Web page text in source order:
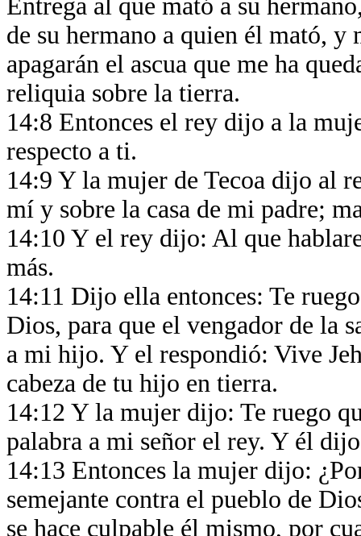
Entrega al que mató a su
de su hermano a quien él mató,
apagarán el ascua que me ha
reliquia sobre la tierra.
14:8 Entonces el rey dijo a la
respecto a ti.
14:9 Y la mujer de Tecoa dijo al
mí y sobre la casa de mi padre;
14:10 Y el rey dijo: Al que
más.
14:11 Dijo ella entonces: Te
Dios, para que el vengador de la
a mi hijo. Y el respondió: Vive
cabeza de tu hijo en tierra.
14:12 Y la mujer dijo: Te ruego
palabra a mi señor el rey. Y él
14:13 Entonces la mujer dijo:
semejante contra el pueblo de
se hace culpable él mismo, por